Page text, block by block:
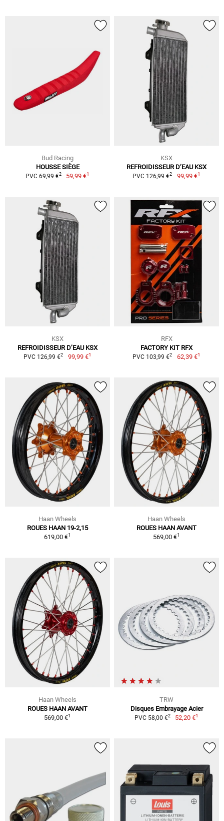
Bud Racing
HOUSSE SIÈGE
PVC 69,99 €2 59,99 €1
KSX
REFROIDISSEUR D’EAU KSX
PVC 126,99 €2 99,99 €1
KSX
REFROIDISSEUR D’EAU KSX
PVC 126,99 €2 99,99 €1
RFX
FACTORY KIT RFX
PVC 103,99 €2 62,39 €1
Haan Wheels
ROUES HAAN 19-2,15
619,00 €1
Haan Wheels
ROUES HAAN AVANT
569,00 €1
Haan Wheels
ROUES HAAN AVANT
569,00 €1
TRW
Disques Embrayage Acier
PVC 58,00 €2 52,20 €1